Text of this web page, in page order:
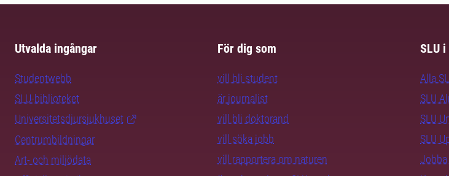
Utvalda ingångar
Studentwebb
SLU-biblioteket
Universitetsdjursjukhuset
Centrumbildningar
Art- och miljödata
För dig som
vill bli student
är journalist
vill bli doktorand
vill söka jobb
vill rapportera om naturen
SLU
Alla
SLU
SLU
SLU
Jobba